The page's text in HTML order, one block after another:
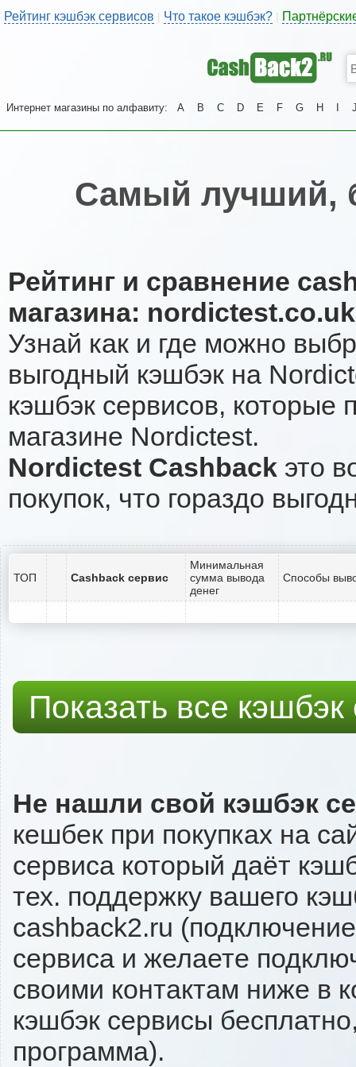
Рейтинг кэшбэк сервисов | Что такое кэшбэк?
Интернет магазины по алфавиту: A B C D E F G H
Самый лучший,
Рейтинг и сравнение
магазина: nordictest.co.uk
Узнай как и где можно
выгодный кэшбэк на
кэшбэк сервисов, которые
магазине Nordictest.
Nordictest Cashback это
покупок, что гораздо
ТОП Cashback сервис
Минимальная
сумма вывода
денег
Способы
Показать все
Не нашли свой кэшбэк
кешбек при покупках на
сервиса который даёт
тех. поддержку вашего
cashback2.ru
сервиса и желаете
своими контактам ниже в
кэшбэк сервисы
программа).